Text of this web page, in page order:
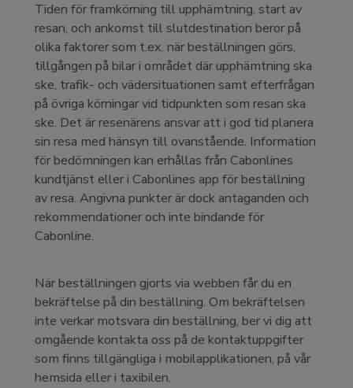
Tiden för framkörning till upphämtning, start av
resan, och ankomst till slutdestination beror på
olika faktorer som t.ex. när beställningen görs,
tillgången på bilar i området där upphämtning ska
ske, trafik- och vädersituationen samt efterfrågan
på övriga körningar vid tidpunkten som resan ska
ske. Det är resenärens ansvar att i god tid planera
sin resa med hänsyn till ovanstående. Information
för bedömningen kan erhållas från Cabonlines
kundtjänst eller i Cabonlines app för beställning
av resa. Angivna punkter är dock antaganden och
rekommendationer och inte bindande för
Cabonline.
När beställningen gjorts via webben får du en
bekräftelse på din beställning. Om bekräftelsen
inte verkar motsvara din beställning, ber vi dig att
omgående kontakta oss på de kontaktuppgifter
som finns tillgängliga i mobilapplikationen, på vår
hemsida eller i taxibilen.